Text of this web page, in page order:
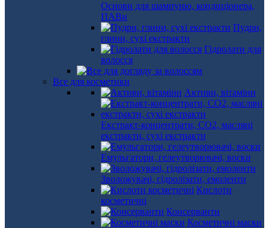
Основи для шампуню, кондиціонера,
ПАВи
Пудри,
глини, сухі екстракти
Гідролати для
волосся
Все для косметики
Активи, вітаміни
Екстракт-концентрати, СО2, масляні
екстракти, сухі екстракти
Емульгатори, гелеутворювачі, воски
Зволожувачі, гідролізати, емоленти
Кислоти
косметичні
Консерванти
Косметичні маски